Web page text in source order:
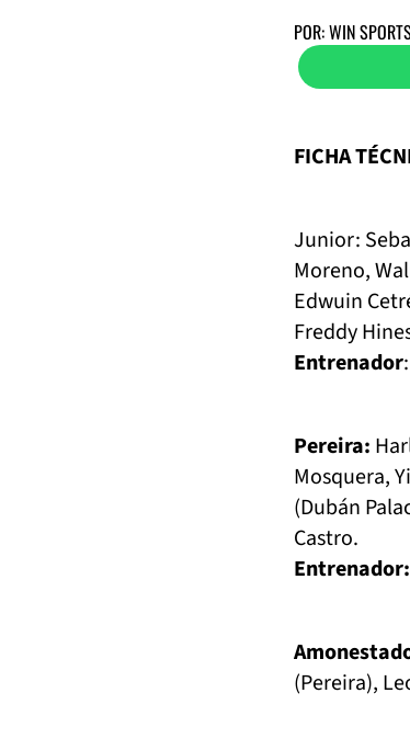
POR: WIN
FICHA
Junior:
Moreno,
Edwuin
Freddy
Entrenador
Pereira:
Mosquera,
(Dubán
Castro.
Entrenador:
(Pereira),